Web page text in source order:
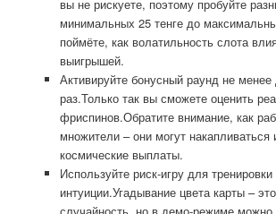
вы не рискуете, поэтому пробуйте
минимальных 25 тенге до
поймёте, как волатильность слота
выигрышей.
Активируйте бонусный раунд не менее
раз.Только так вы сможете оценить
фриспинов.Обратите внимание, как
множители – они могут накапливаться
космические выплаты.
Используйте риск-игру для тренировки
интуиции.Угадывание цвета карты –